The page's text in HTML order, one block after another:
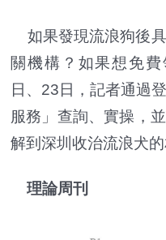
如果發現流浪狗後
關機構？如果想免
日、23日，記者通過
服務」查詢、實操，
解到深圳收治流浪犬的
理論周刊